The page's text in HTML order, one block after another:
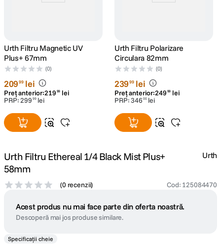
9. dji mic mini
10 . dji osmo
Urth Filtru Magnetic UV
Plus+ 67mm
(0)
20999 lei
Preț anterior:219 99 lei
PRP:299 99 lei
Urth Filtru Polarizare
Circulara 82mm
(0)
23999 lei
Preț anterior:249 99 lei
PRP:346 00 lei
Urth Filtru Ethereal 1/4 Black Mist Plus+
58mm
(0 recenzii) Cod: 125084470
Urth
Acest produs nu mai face parte din oferta noastră.
Descoperă mai jos produse similare.
Specificații cheie